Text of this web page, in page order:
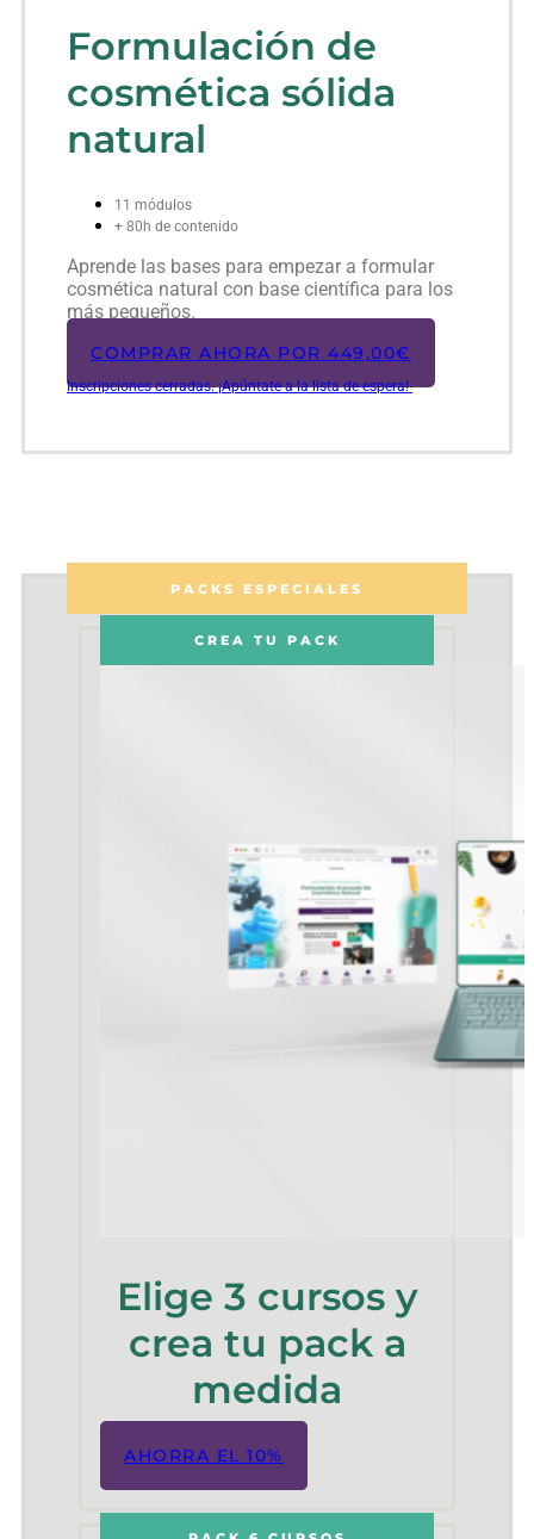
Formulación de
cosmética sólida
natural
11 módulos
+ 80h de contenido
Aprende las bases para empezar a formular
cosmética natural con base científica para los
más pequeños.
COMPRAR AHORA POR 449,00€
Inscripciones cerradas. ¡Apúntate a la lista de espera!
PACKS ESPECIALES
CREA TU PACK
Elige 3 cursos y
crea tu pack a
medida
AHORRA EL 10%